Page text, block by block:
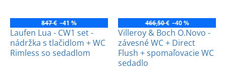
847 € –41 %
Laufen Lua - CW1 set -
nádržka s tlačidlom + WC
Rimless so sedadlom
466,50 € –40 %
Villeroy & Boch O.Novo -
závesné WC + Direct
Flush + spomaľovacie WC
sedadlo